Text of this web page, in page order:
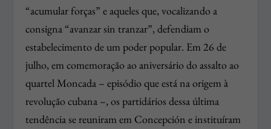
“acumular forças” e aqueles que, vocalizando a
consigna “avanzar sin tranzar”, defendiam o
estabelecimento de um poder popular. Em 26 de
julho, em comemoração ao aniversário do assalto ao
quartel Moncada – episódio que está na origem à
revolução cubana –, os partidários dessa última
tendência se reuniram em Concepción e instituíram